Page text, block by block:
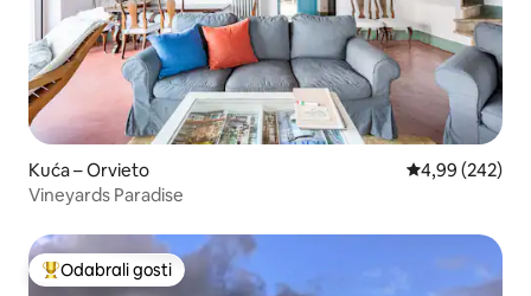
Kuća – Orvieto Prosječna
4,99 (242)
Vineyards Paradise
Među najviše rangiranima s oznakom „Odabrali gosti”
Odabrali gosti